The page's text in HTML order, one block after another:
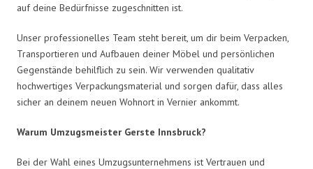
auf deine Bedürfnisse zugeschnitten ist.
Unser professionelles Team steht bereit, um dir beim Verpacken,
Transportieren und Aufbauen deiner Möbel und persönlichen
Gegenstände behilflich zu sein. Wir verwenden qualitativ
hochwertiges Verpackungsmaterial und sorgen dafür, dass alles
sicher an deinem neuen Wohnort in Vernier ankommt.
Warum Umzugsmeister Gerste Innsbruck?
Bei der Wahl eines Umzugsunternehmens ist Vertrauen und